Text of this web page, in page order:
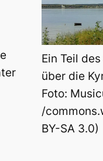
Ein Teil
über die
Foto:
/
BY-SA 3.0)